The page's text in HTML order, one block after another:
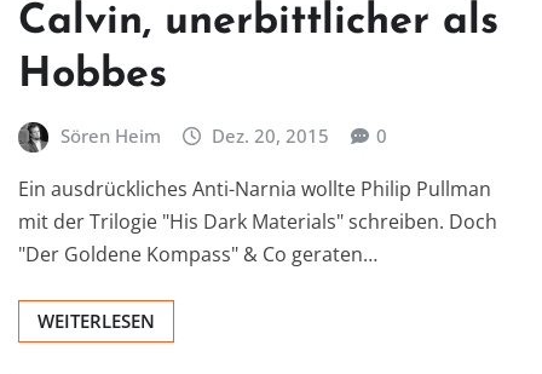
Calvin, unerbittlicher als
Hobbes
Sören Heim Dez. 20, 2015 0
Ein ausdrückliches Anti-Narnia wollte Philip Pullman
mit der Trilogie "His Dark Materials" schreiben. Doch
"Der Goldene Kompass" & Co geraten…
WEITERLESEN